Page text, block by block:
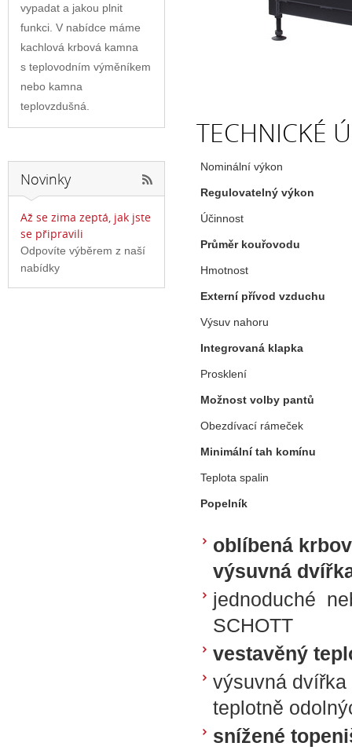
TECHNICKÉ
Nominální
Regulovatelný výkon
Účinnost
Průměr kouřovodu
Hmotnost
Externí přívod vzduchu
Výsuv nahoru
Integrovaná klapka
Prosklení
Možnost volby pantů
Obezdívací rámeček
Minimální tah komínu
Teplota spalin
Popelník
oblíbená
výsuvná
jednoduché
SCHOTT
vestavěný
výsuvná
teplotně
snížené
vypadat a jakou plnit
funkci. V nabídce máme
kachlová krbová kamna
s teplovodním výměníkem
nebo kamna
teplovzdušná.
Novinky
Až se zima zeptá, jak jste
se připravili
Odpovíte výběrem z naší
nabídky